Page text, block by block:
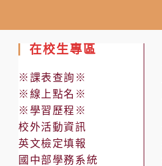
在校生專區
※課表查詢※
※線上點名※
※學習歷程※
校外活動資訊
英文檢定填報
國中部學務系統